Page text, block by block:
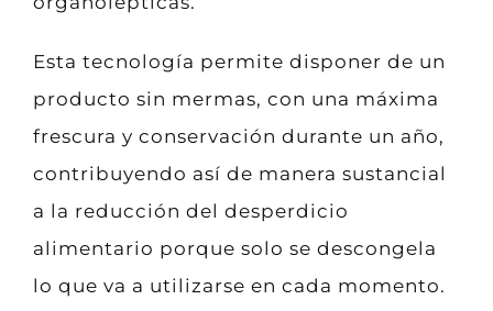
Esta tecnología permite disponer de un
producto sin mermas, con una máxima
frescura y conservación durante un año,
contribuyendo así de manera sustancial
a la reducción del desperdicio
alimentario porque solo se descongela
lo que va a utilizarse en cada momento.